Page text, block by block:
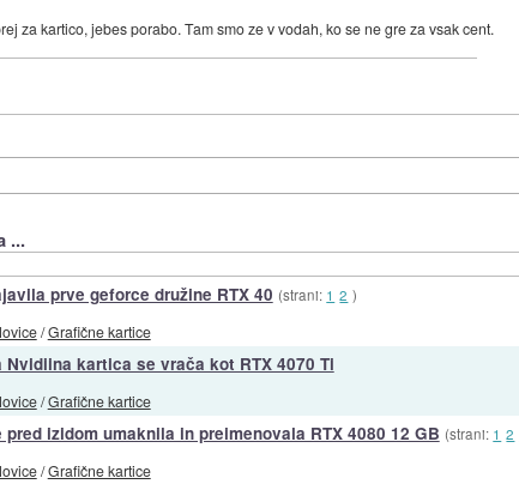
za kartico, jebes porabo. Tam smo ze v vodah, ko se ne gre za vsak cent.
...
prve geforce družine RTX 40 (strani: 1 2 )
/Grafične kartice
Nvidiina kartica se vrača kot RTX 4070 Ti
/Grafične kartice
pred izidom umaknila in preimenovala RTX 4080 12 GB (strani: 1 2
/Grafične kartice